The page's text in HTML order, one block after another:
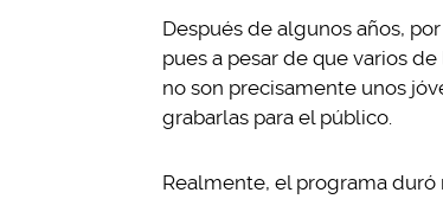
Después de algunos años,
pues a pesar de que varios
no son precisamente unos
grabarlas para el público.
Realmente, el programa duró